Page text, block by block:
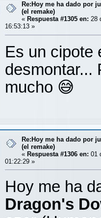
Re:Hoy me ha dado por
(el remake)
« Respuesta #1305 en: 28
16:53:13 »
Es un cipote
desmontar...
mucho 😅
Re:Hoy me ha dado por
(el remake)
« Respuesta #1306 en: 01
01:22:29 »
Hoy me ha
Dragon's